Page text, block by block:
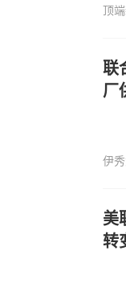
顶
联
厂
伊
美
转